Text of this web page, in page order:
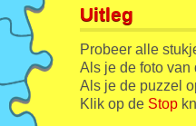
Uitleg
Probeer alle
Als je de foto
Als je de puzzel
Klik op de Stop